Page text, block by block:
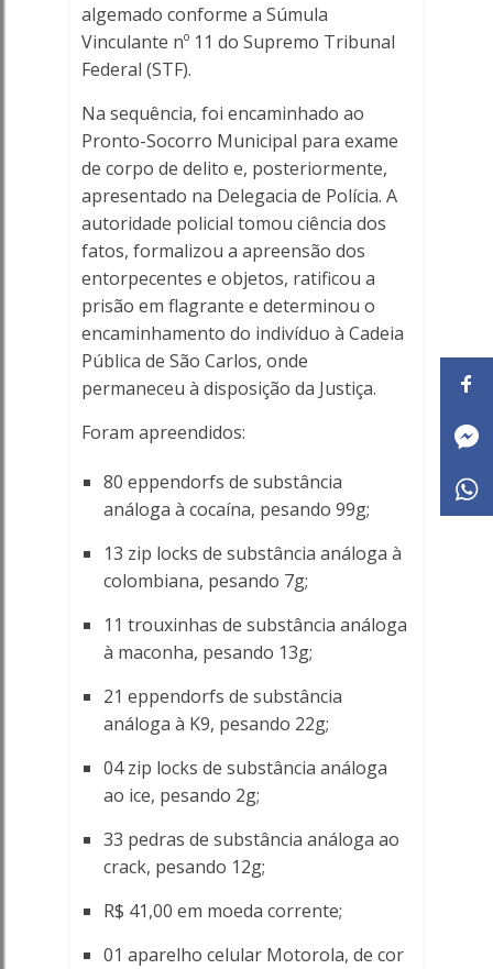
algemado conforme a Súmula
Vinculante nº 11 do Supremo Tribunal
Federal (STF).
Na sequência, foi encaminhado ao
Pronto-Socorro Municipal para exame
de corpo de delito e, posteriormente,
apresentado na Delegacia de Polícia. A
autoridade policial tomou ciência dos
fatos, formalizou a apreensão dos
entorpecentes e objetos, ratificou a
prisão em flagrante e determinou o
encaminhamento do indivíduo à Cadeia
Pública de São Carlos, onde
permaneceu à disposição da Justiça.
Foram apreendidos:
80 eppendorfs de substância
análoga à cocaína, pesando 99g;
13 zip locks de substância análoga à
colombiana, pesando 7g;
11 trouxinhas de substância análoga
à maconha, pesando 13g;
21 eppendorfs de substância
análoga à K9, pesando 22g;
04 zip locks de substância análoga
ao ice, pesando 2g;
33 pedras de substância análoga ao
crack, pesando 12g;
R$ 41,00 em moeda corrente;
01 aparelho celular Motorola, de cor